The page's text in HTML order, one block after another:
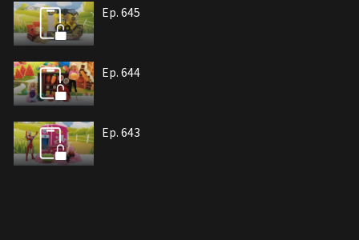
Ep. 645
Ep. 644
Ep. 643